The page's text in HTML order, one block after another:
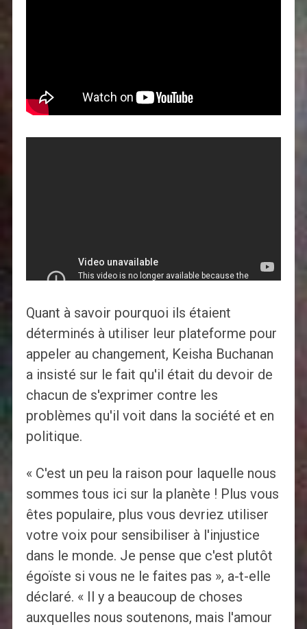
Quant à savoir pourquoi ils étaient
déterminés à utiliser leur plateforme pour
appeler au changement, Keisha Buchanan
a insisté sur le fait qu'il était du devoir de
chacun de s'exprimer contre les
problèmes qu'il voit dans la société et en
politique.
« C'est un peu la raison pour laquelle nous
sommes tous ici sur la planète ! Plus vous
êtes populaire, plus vous devriez utiliser
votre voix pour sensibiliser à l'injustice
dans le monde. Je pense que c'est plutôt
égoïste si vous ne le faites pas », a-t-elle
déclaré. « Il y a beaucoup de choses
auxquelles nous soutenons, mais l'amour